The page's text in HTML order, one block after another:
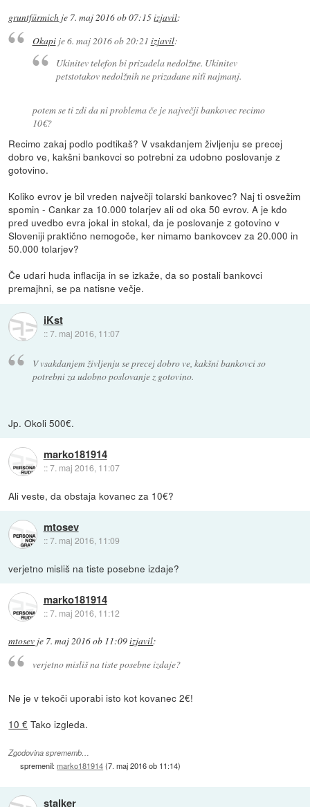
gruntfürmich je 7. maj 2016 ob 07:15izjavil:
Okapije6. maj 2016 ob 20:21 izjavil:
Ukinitev telefon bi prizadela nedolžne. Ukinitev
petstotakov nedolžnih ne prizadane niťi najmanj.
potem se ti zdi da ni problema če je največji bankovec recimo
10€?
Recimo zakaj podlo podtikaš? V vsakdanjem življenju se precej
dobro ve, kakšni bankovci so potrebni za udobno poslovanje z
gotovino.
Koliko evrov je bil vreden največji tolarski bankovec? Naj ti osvežim
spomin - Cankar za 10.000 tolarjev ali od oka 50 evrov. A je kdo
pred uvedbo evra jokal in stokal, da je poslovanje z gotovino v
Sloveniji praktično nemogoče, ker nimamo bankovcev za 20.000 in
50.000 tolarjev?
Če udari huda inflacija in se izkaže, da so postali bankovci
premajhni, se pa natisne večje.
iKst
::7. maj 2016, 11:07
V vsakdanjem življenju se precej dobro ve, kakšni bankovci so
potrebni za udobno poslovanje z gotovino.
Jp. Okoli 500€.
marko181914
::7. maj 2016, 11:07
Ali veste, da obstaja kovanec za 10€?
mtosev
::7. maj 2016, 11:09
verjetno misliš na tiste posebne izdaje?
marko181914
::7. maj 2016, 11:12
mtosev je 7. maj 2016 ob 11:09izjavil:
verjetno misliš na tiste posebne izdaje?
Ne je v tekoči uporabi isto kot kovanec 2€!
10 € Tako izgleda.
Zgodovina sprememb…
spremenil:marko181914(7. maj 2016 ob 11:14)
stalker